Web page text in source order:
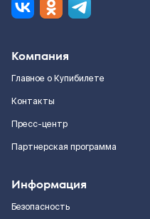
Компания
Главное о Купибилете
Контакты
Пресс-центр
Партнерская программа
Информация
Безопасность